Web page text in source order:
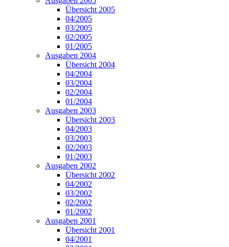
Übersicht 2005
04/2005
03/2005
02/2005
01/2005
Ausgaben 2004
Übersicht 2004
04/2004
03/2004
02/2004
01/2004
Ausgaben 2003
Übersicht 2003
04/2003
03/2003
02/2003
01/2003
Ausgaben 2002
Übersicht 2002
04/2002
03/2002
02/2002
01/2002
Ausgaben 2001
Übersicht 2001
04/2001